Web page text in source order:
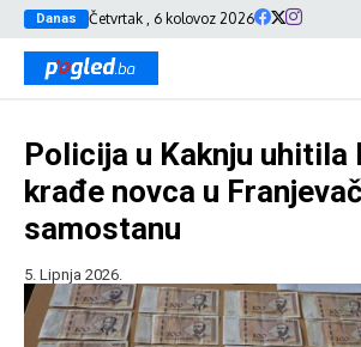
Danas Četvrtak , 6 kolovoz 2026
Policija u Kaknju uhitila
krađe novca u
samostanu
5. Lipnja 2026.